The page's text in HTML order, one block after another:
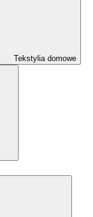
Tekstylia domowe